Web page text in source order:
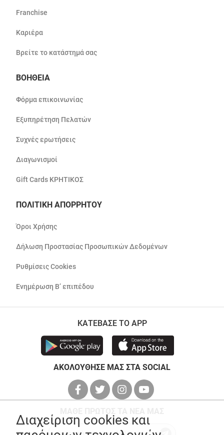
Franchise
Καριέρα
Βρείτε το κατάστημά σας
ΒΟΗΘΕΙΑ
Φόρμα επικοινωνίας
Εξυπηρέτηση Πελατών
Συχνές ερωτήσεις
Διαγωνισμοί
Gift Cards ΚΡΗΤΙΚΟΣ
ΠΟΛΙΤΙΚΗ ΑΠΟΡΡΗΤΟΥ
Όροι Χρήσης
Δήλωση Προστασίας Προσωπικών Δεδομένων
Ρυθμίσεις Cookies
Ενημέρωση Β’ επιπέδου
ΚΑΤΕΒΑΣΕ ΤΟ APP
ΑΚΟΛΟΥΘΗΣΕ ΜΑΣ ΣΤΑ SOCIAL
Διαχείριση cookies και